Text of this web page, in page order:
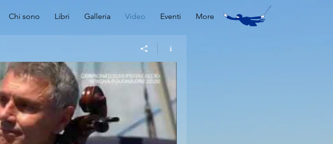
Chi sono Libri Galleria Video Eventi More